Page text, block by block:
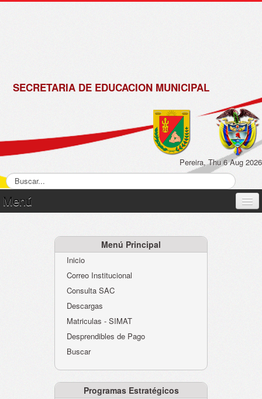
SECRETARIA DE EDUCACION MUNICIPAL
Pereira, Thu 6 Aug 2026
Menú
Atención al Ciudadano
Instituciones Educativas
Despacho Secretaría
Evaluación desempeño
Humano-Cesantías
Menú Principal
Inicio
Correo Institucional
Consulta SAC
Descargas
Matriculas - SIMAT
Desprendibles de Pago
Buscar
Programas Estratégicos
de